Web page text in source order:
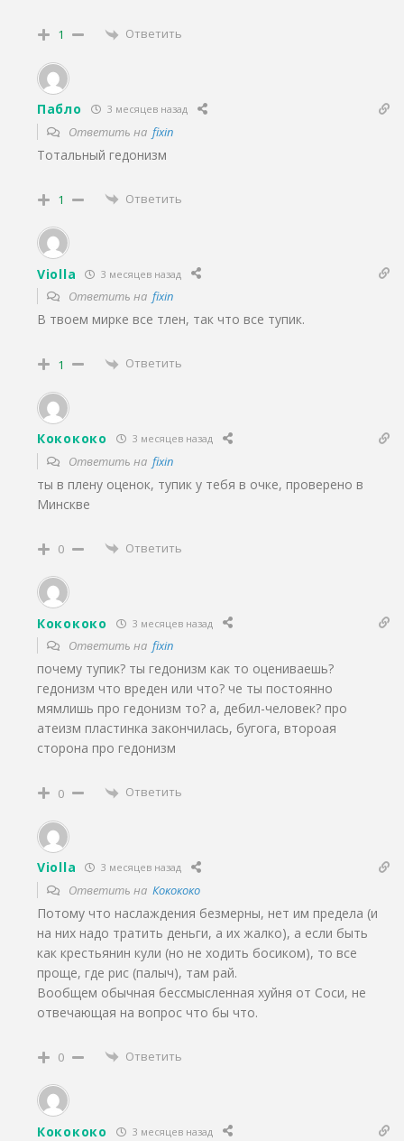
1 Ответить
Пабло 3 месяцев назад
Ответить на fixin
Тотальный гедонизм
1 Ответить
Violla 3 месяцев назад
Ответить на fixin
В твоем мирке все тлен, так что все тупик.
1 Ответить
Кокококо 3 месяцев назад
Ответить на fixin
ты в плену оценок, тупик у тебя в очке, проверено в
Минскве
0 Ответить
Кокококо 3 месяцев назад
Ответить на fixin
почему тупик? ты гедонизм как то оцениваешь?
гедонизм что вреден или что? че ты постоянно
мямлишь про гедонизм то? а, дебил-человек? про
атеизм пластинка закончилась, бугога, второая
сторона про гедонизм
0 Ответить
Violla 3 месяцев назад
Ответить на Кокококо
Потому что наслаждения безмерны, нет им предела (и
на них надо тратить деньги, а их жалко), а если быть
как крестьянин кули (но не ходить босиком), то все
проще, где рис (палыч), там рай.
Вообщем обычная бессмысленная хуйня от Соси, не
отвечающая на вопрос что бы что.
0 Ответить
Кокококо 3 месяцев назад